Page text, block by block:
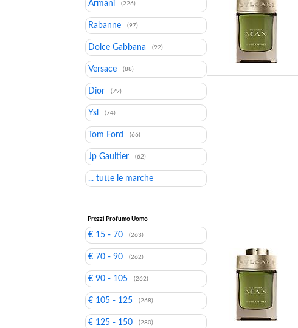
Armani (226)
Rabanne (97)
Dolce Gabbana (92)
Versace (88)
Dior (79)
Ysl (74)
Tom Ford (66)
Jp Gaultier (62)
... tutte le marche
Prezzi Profumo Uomo
€ 15 - 70 (263)
€ 70 - 90 (262)
€ 90 - 105 (262)
€ 105 - 125 (268)
€ 125 - 150 (280)